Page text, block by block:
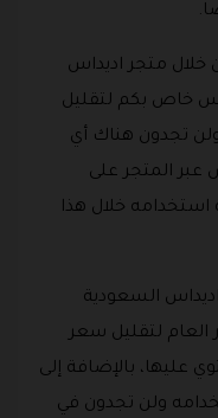
متجر اديداس
خاص بكم لتقليل
تجدون هناك أي
المتجر على
خلال هذا
السعودية
العام لتقليل سعر
عليها، بالإضافة إلى
ولن تجدون في